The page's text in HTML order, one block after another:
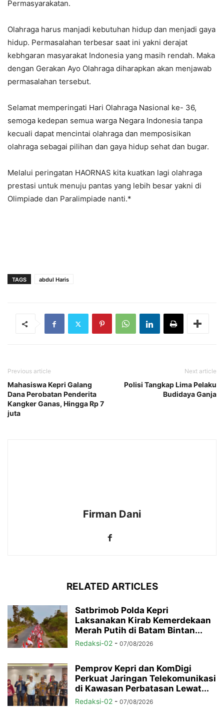
Permasyarakatan.
Olahraga harus manjadi kebutuhan hidup dan menjadi gaya
hidup. Permasalahan terbesar saat ini yakni derajat
kebhgaran masyarakat Indonesia yang masih rendah. Maka
dengan Gerakan Ayo Olahraga diharapkan akan menjawab
permasalahan tersebut.
Selamat memperingati Hari Olahraga Nasional ke- 36,
semoga kedepan semua warga Negara Indonesia tanpa
kecuali dapat mencintai olahraga dan memposisikan
olahraga sebagai pilihan dan gaya hidup sehat dan bugar.
Melalui peringatan HAORNAS kita kuatkan lagi olahraga
prestasi untuk menuju pantas yang lebih besar yakni di
Olimpiade dan Paralimpiade nanti.*
TAGS abdul Haris
Previous article
Mahasiswa Kepri Galang
Dana Perobatan Penderita
Kangker Ganas, Hingga Rp 7
juta
Next article
Polisi Tangkap Lima Pelaku
Budidaya Ganja
Firman Dani
RELATED ARTICLES
Satbrimob Polda Kepri
Laksanakan Kirab Kemerdekaan
Merah Putih di Batam Bintan...
Redaksi-02 - 07/08/2026
Pemprov Kepri dan KomDigi
Perkuat Jaringan Telekomunikasi
di Kawasan Perbatasan Lewat...
Redaksi-02 - 07/08/2026